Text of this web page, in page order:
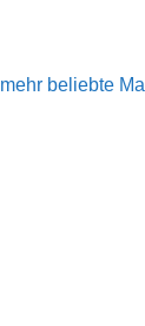
mehr beliebte